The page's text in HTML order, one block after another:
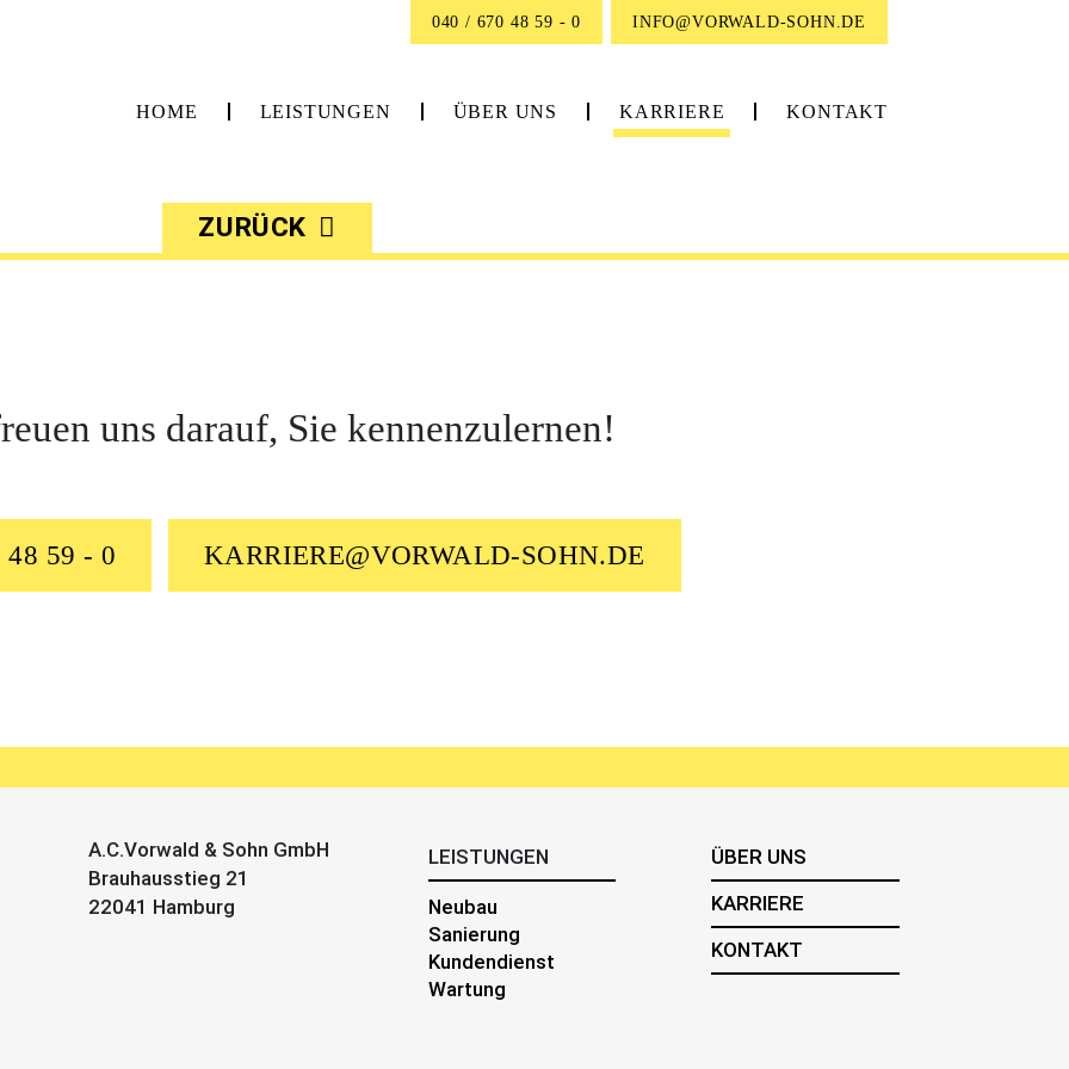
040 / 670 48 59 - 0 INFO@VORWALD-SOHN.DE
HOME LEISTUNGEN ÜBER UNS KARRIERE KONTAKT
ZURÜCK
uns darauf, Sie kennenzulernen!
48 59 - 0 KARRIERE@VORWALD-SOHN.DE
A.C.Vorwald & Sohn GmbH
Brauhausstieg 21
22041 Hamburg
LEISTUNGEN
Neubau
Sanierung
Kundendienst
Wartung
ÜBER UNS
KARRIERE
KONTAKT